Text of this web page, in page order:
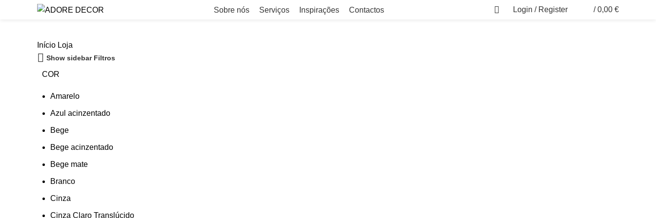
Sobre nós Serviços Inspirações Contactos Login / Register / 0,00 €
Início Loja
Show sidebar Filtros
COR
Amarelo
Azul acinzentado
Bege
Bege acinzentado
Bege mate
Branco
Cinza
Cinza Claro Translúcido